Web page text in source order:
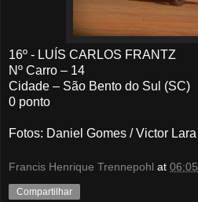
16º - LUÍS CARLOS FRANTZ
Nº Carro – 14
Cidade – São Bento do Sul (SC)
0 ponto
Fotos: Daniel Gomes / Victor Lara
Francis Henrique Trennepohl at 06:05
Compartilhar